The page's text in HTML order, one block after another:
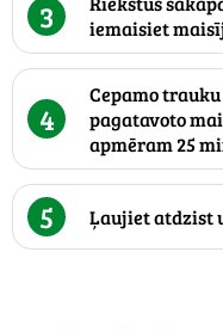
3
iemaisiet
4
Cepamo
pagatavoto
apmēram 25
5 Ļaujiet atdzist